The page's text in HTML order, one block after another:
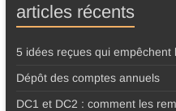
articles récents
5 idées reçues qui
Dépôt des comptes annuels
DC1 et DC2 : comment les